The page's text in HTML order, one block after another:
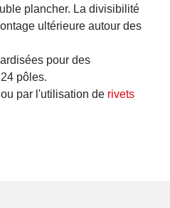
plancher. La divisibilité
ultérieure autour des
pour des
pôles.
par l'utilisation de rivets